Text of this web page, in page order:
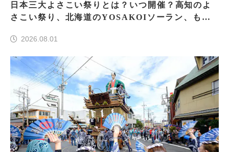
日本三大よさこい祭りとは？いつ開催？高知のよ
さこい祭り、北海道のYOSAKOIソーラン、もう
2026.08.01